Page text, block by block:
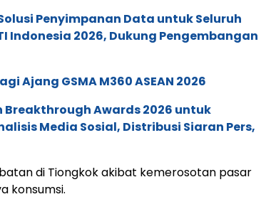
Penyimpanan Data untuk Seluruh
Indonesia 2026, Dukung Pengembangan
Ajang GSMA M360 ASEAN 2026
Breakthrough Awards 2026 untuk
Media Sosial, Distribusi Siaran Pers,
di Tiongkok akibat kemerosotan pasar
konsumsi.